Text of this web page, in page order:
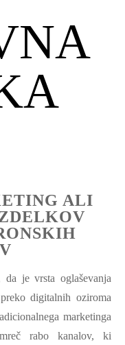
ALI
je vrsta oglaševanja
digitalnih oziroma
marketinga
rabo kanalov, ki